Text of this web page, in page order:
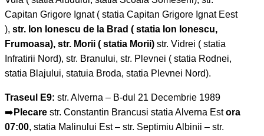
Capitan Grigore Ignat ( statia Capitan Grigore Ignat Eest
), str. Ion Ionescu de la Brad ( statia Ion Ionescu,
Frumoasa), str. Morii ( statia Morii) str. Vidrei ( statia
Infratirii Nord), str. Branului, str. Plevnei ( statia Rodnei,
statia Blajului, statuia Broda, statia Plevnei Nord).
Traseul E9: str. Alverna – B-dul 21 Decembrie 1989
➡️ Plecare str. Constantin Brancusi statia Alverna Estora
07:00, statia Malinului Est – str. Septimiu Albinii – str.